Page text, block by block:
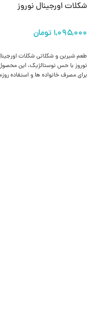
شکلات اورجینال نوروز
طعم شیرین و شکلاتی شکلات
نوروز با حس نوستالژیک، این
برای مصرف خانواده‌ ها و استفاده